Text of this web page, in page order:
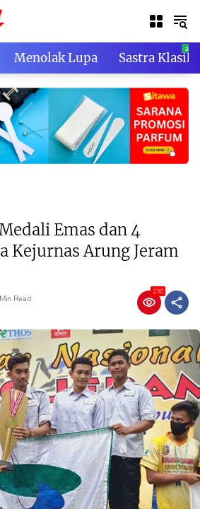
Menolak Lupa Sastra Klasik
Emas dan 4
Kejurnas Arung Jeram
Read
230